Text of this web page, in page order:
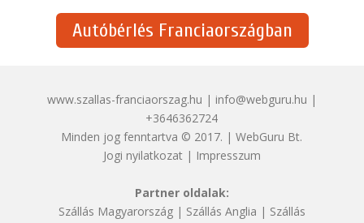
Autóbérlés Franciaországban
www.szallas-franciaorszag.hu | info@webguru.hu |
+3646362724
Minden jog fenntartva © 2017. | WebGuru Bt.
Jogi nyilatkozat| Impresszum
Partner oldalak:
Szállás Magyarország| Szállás Anglia | Szállás